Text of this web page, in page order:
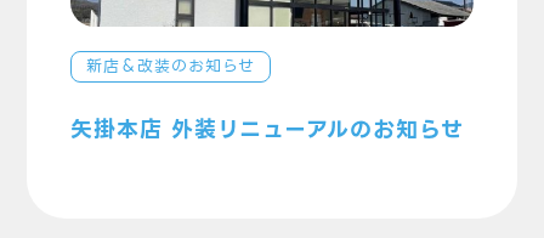
新店＆改装のお知らせ
矢掛本店 外装リニューアルのお知らせ